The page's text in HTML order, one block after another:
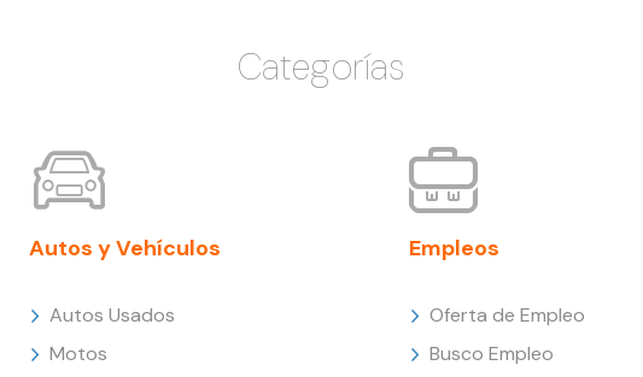
Categorías
Autos y Vehículos
Autos Usados
Motos
Empleos
Oferta de Empleo
Busco Empleo